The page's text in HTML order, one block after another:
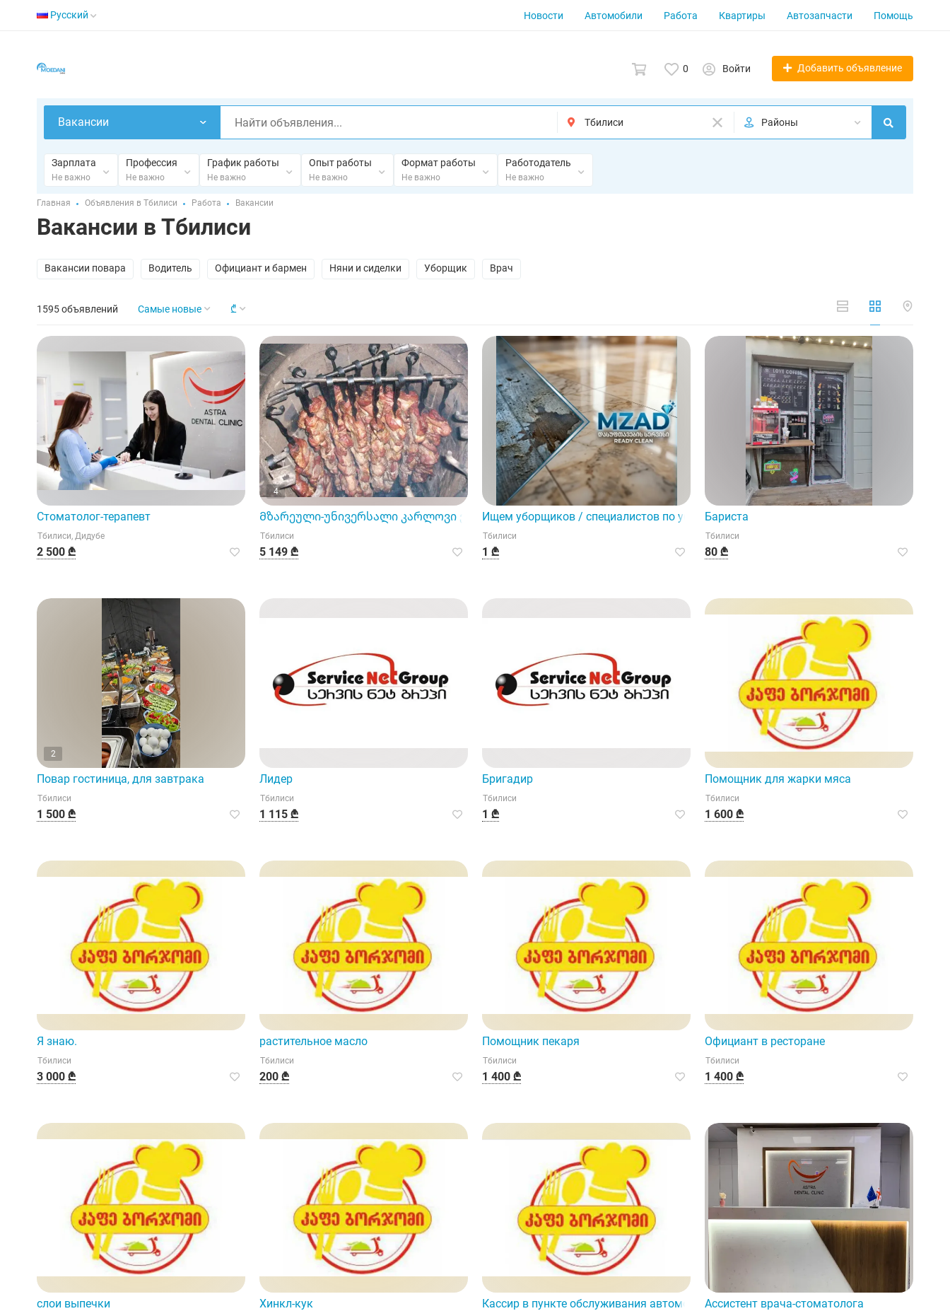
Русский Новости Автомобили Работа Квартиры Автозапчасти Помощь
0 Войти Добавить объявление
Вакансии Районы
Зарплата
Не важно
Профессия
Не важно
График работы
Не важно
Опыт работы
Не важно
Формат работы
Не важно
Работодатель
Не важно
Главная Объявления в Тбилиси Работа Вакансии
Вакансии в Тбилиси
Вакансии повара Водитель Официант и бармен Няни и сиделки Уборщик Врач
1595 объявлений Самые новые ₾
Стоматолог-терапевт
Тбилиси, Дидубе
2 500 ₾
4
Მზარეული-უნივერსალი კარლოვი ვარში, ჩეხეთი
Тбилиси
5 149 ₾
Ищем уборщиков / специалистов по уборке.
Тбилиси
1 ₾
Бариста
Тбилиси
80 ₾
2
Повар гостиница, для завтрака
Тбилиси
1 500 ₾
Лидер
Тбилиси
1 115 ₾
Бригадир
Тбилиси
1 ₾
Помощник для жарки мяса
Тбилиси
1 600 ₾
Я знаю.
Тбилиси
3 000 ₾
растительное масло
Тбилиси
200 ₾
Помощник пекаря
Тбилиси
1 400 ₾
Официант в ресторане
Тбилиси
1 400 ₾
слои выпечки Хинкл-кук Кассир в пункте обслуживания автомобилейАссистент врача-стоматолога